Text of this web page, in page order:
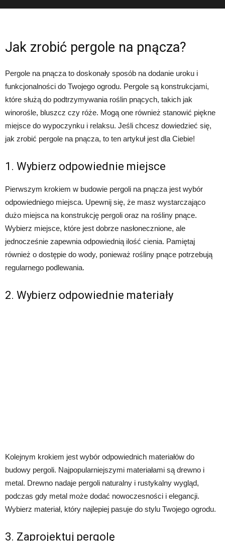
Jak zrobić pergole na pnącza?
Pergole na pnącza to doskonały sposób na dodanie uroku i
funkcjonalności do Twojego ogrodu. Pergole są konstrukcjami,
które służą do podtrzymywania roślin pnących, takich jak
winorośle, bluszcz czy róże. Mogą one również stanowić piękne
miejsce do wypoczynku i relaksu. Jeśli chcesz dowiedzieć się,
jak zrobić pergole na pnącza, to ten artykuł jest dla Ciebie!
1. Wybierz odpowiednie miejsce
Pierwszym krokiem w budowie pergoli na pnącza jest wybór
odpowiedniego miejsca. Upewnij się, że masz wystarczająco
dużo miejsca na konstrukcję pergoli oraz na rośliny pnące.
Wybierz miejsce, które jest dobrze nasłonecznione, ale
jednocześnie zapewnia odpowiednią ilość cienia. Pamiętaj
również o dostępie do wody, ponieważ rośliny pnące potrzebują
regularnego podlewania.
2. Wybierz odpowiednie materiały
Kolejnym krokiem jest wybór odpowiednich materiałów do
budowy pergoli. Najpopularniejszymi materiałami są drewno i
metal. Drewno nadaje pergoli naturalny i rustykalny wygląd,
podczas gdy metal może dodać nowoczesności i elegancji.
Wybierz materiał, który najlepiej pasuje do stylu Twojego ogrodu.
3. Zaprojektuj pergolę